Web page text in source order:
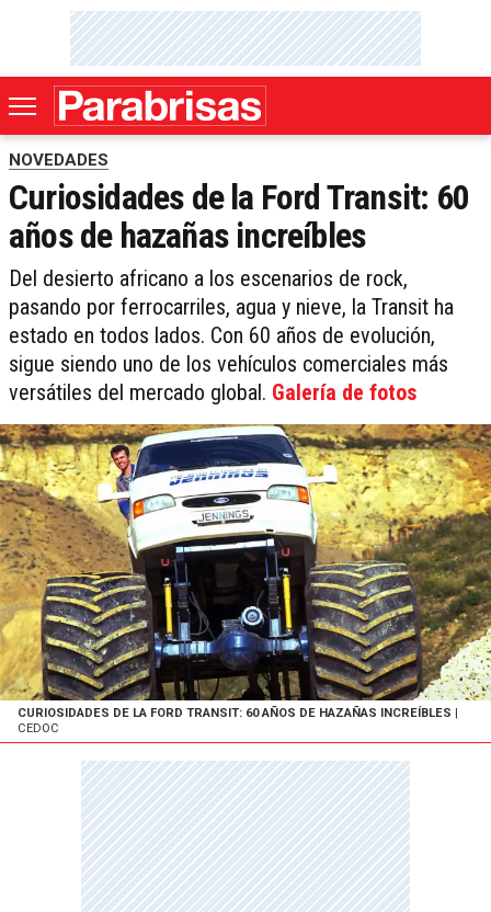
NOVEDADES
Curiosidades de la Ford Transit: 60
años de hazañas increíbles
Del desierto africano a los escenarios de rock,
pasando por ferrocarriles, agua y nieve, la Transit ha
estado en todos lados. Con 60 años de evolución,
sigue siendo uno de los vehículos comerciales más
versátiles del mercado global. Galería de fotos
CURIOSIDADES DE LA FORD TRANSIT: 60 AÑOS DE HAZAÑAS INCREÍBLES
CEDOC